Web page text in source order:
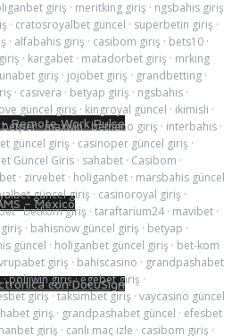
Remote Work Pulse
– México
con DocuSign
giriş · meritking giriş · ngsbahis giriş
· cratosroyalbet güncel · superbetin giriş ·
· alfabahis giriş · casibom giriş · bets10 ·
· kargabet · matadorbet giriş · mrking
giriş · jojobet giriş · grandbetting ·
· casivera · betyap giriş · ngsbahis ·
güncel giriş · kingroyal güncel · ikimisli ·
betper·maxwin·betnano giriş · interbahis ·
güncel giriş · casinoper güncel giriş ·
Güncel Giris · sahabet · Casibom ·
· zirvebet · holiganbet · marsbahis güncel
güncel giriş · casinoroyal giriş ·
·betkom giriş · taraftarium24 · mavibet ·
· bahisnow güncel giriş · betyap ·
güncel · holiganbet güncel giriş · bet-kom
giriş · bahiscasino · grandpashabet
·poliiwin giriş·egebet giriş ·
giriş·taksimbet giriş · vaycasino güncel
giriş · grandpashabet güncel · efesbet
giriş · canlı maç izle · casibom giriş ·